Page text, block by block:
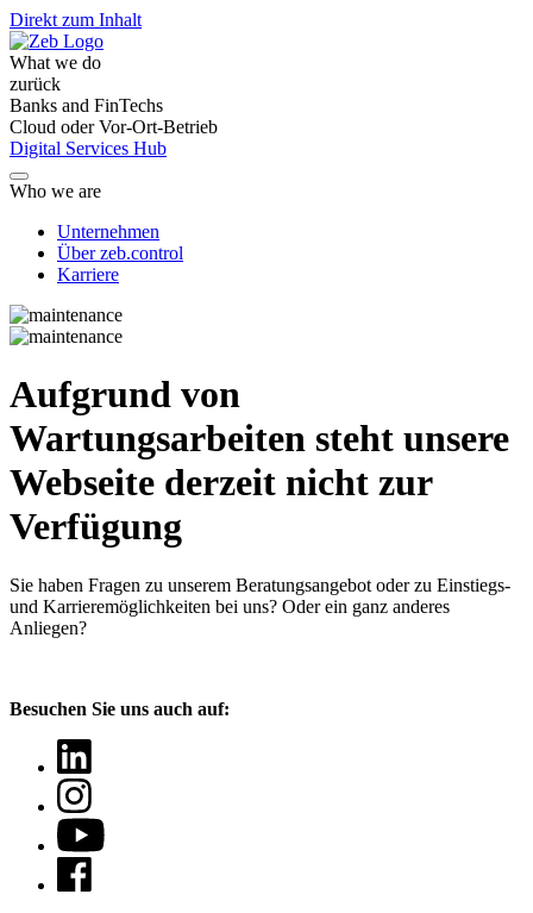
Direkt zum Inhalt
What we do
zurück
Banks and FinTechs
Cloud oder Vor-Ort-Betrieb
Digital Services Hub
Who we are
Unternehmen
Über zeb.control
Karriere
Aufgrund von
Wartungsarbeiten steht unsere
Webseite derzeit nicht zur
Verfügung
Sie haben Fragen zu unserem Beratungsangebot oder zu Einstiegs-
und Karrieremöglichkeiten bei uns? Oder ein ganz anderes
Anliegen?
Besuchen Sie uns auch auf: